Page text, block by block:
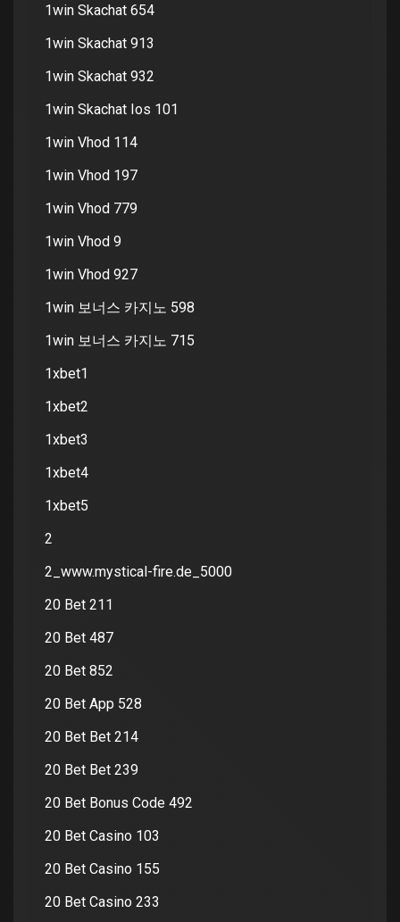
1win Skachat 654
1win Skachat 913
1win Skachat 932
1win Skachat Ios 101
1win Vhod 114
1win Vhod 197
1win Vhod 779
1win Vhod 9
1win Vhod 927
1win 보너스 카지노 598
1win 보너스 카지노 715
1xbet1
1xbet2
1xbet3
1xbet4
1xbet5
2
2_www.mystical-fire.de_5000
20 Bet 211
20 Bet 487
20 Bet 852
20 Bet App 528
20 Bet Bet 214
20 Bet Bet 239
20 Bet Bonus Code 492
20 Bet Casino 103
20 Bet Casino 155
20 Bet Casino 233